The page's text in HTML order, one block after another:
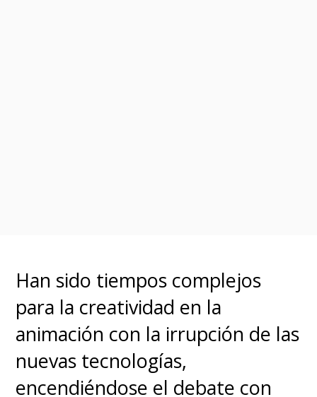
Han sido tiempos complejos
para la creatividad en la
animación con la irrupción de las
nuevas tecnologías,
encendiéndose el debate con